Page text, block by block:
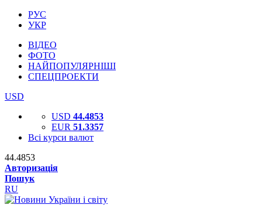
РУС
УКР
ВІДЕО
ФОТО
НАЙПОПУЛЯРНІШІ
СПЕЦПРОЕКТИ
USD
USD 44.4853
EUR 51.3357
Всі курси валют
44.4853
Авторизація
Пошук
RU